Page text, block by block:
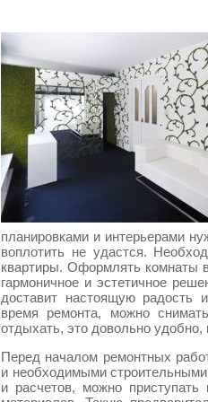
планировками и интерьерами
воплотить не удастся.
квартиры. Оформлять комнаты
гармоничное и эстетичное
доставит настоящую радость
время ремонта, можно
отдыхать, это довольно
Перед началом ремонтных
и необходимыми
и расчетов, можно